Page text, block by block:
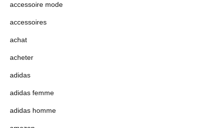
accessoire mode
accessoires
achat
acheter
adidas
adidas femme
adidas homme